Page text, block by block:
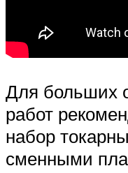
Для больших
работ
набор
сменными